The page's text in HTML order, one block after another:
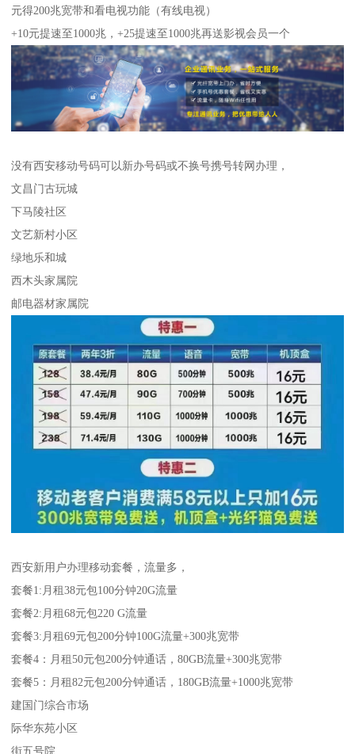
元得200兆宽带和看电视功能（有线电视）
+10元提速至1000兆，+25提速至1000兆再送影视会员一个
没有西安移动号码可以新办号码或不换号携号转网办理，
文昌门古玩城
下马陵社区
文艺新村小区
绿地乐和城
西木头家属院
邮电器材家属院
西安新用户办理移动套餐，流量多，
套餐1:月租38元包100分钟20G流量
套餐2:月租68元包220 G流量
套餐3:月租69元包200分钟100G流量+300兆宽带
套餐4：月租50元包200分钟通话，80GB流量+300兆宽带
套餐5：月租82元包200分钟通话，180GB流量+1000兆宽带
建国门综合市场
际华东苑小区
街五号院